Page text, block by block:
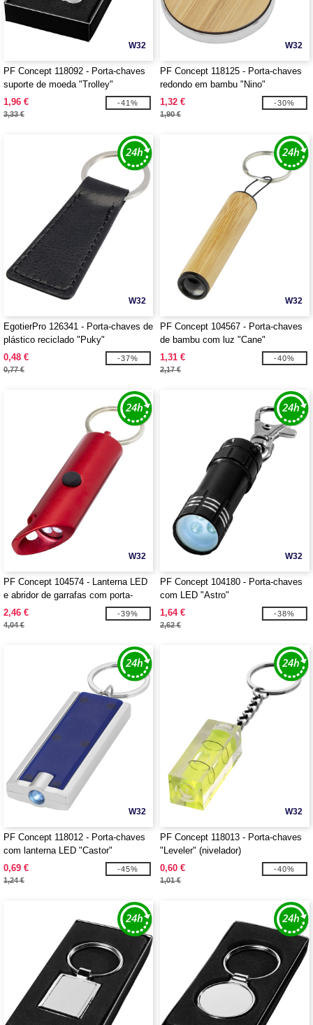
W32
PF Concept 118092 - Porta-chaves
suporte de moeda "Trolley"
1,96 €
3,33 €
-41%
W32
PF Concept 118125 - Porta-chaves
redondo em bambu "Nino"
1,32 €
1,90 €
-30%
W32
EgotierPro 126341 - Porta-chaves de
plástico reciclado "Puky"
0,48 €
0,77 €
-37%
W32
PF Concept 104567 - Porta-chaves
de bambu com luz "Cane"
1,31 €
2,17 €
-40%
W32
PF Concept 104574 - Lanterna LED
e abridor de garrafas com porta-
chaves de alumínio reciclado "Flare"
2,46 €
4,04 €
-39%
W32
PF Concept 104180 - Porta-chaves
com LED "Astro"
1,64 €
2,62 €
-38%
W32
PF Concept 118012 - Porta-chaves
com lanterna LED "Castor"
0,69 €
1,24 €
-45%
W32
PF Concept 118013 - Porta-chaves
"Leveler" (nivelador)
0,60 €
1,01 €
-40%